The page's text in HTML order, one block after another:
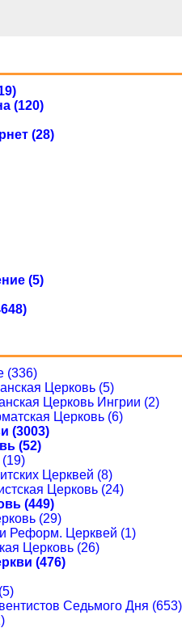
(120)
(28)
(5)
(336)
Церковь (5)
Церковь Ингрии (2)
Церковь (6)
(3003)
(52)
Церквей (8)
Церковь (24)
(449)
(29)
Реформ. Церквей (1)
Церковь (26)
(476)
Седьмого Дня (653)